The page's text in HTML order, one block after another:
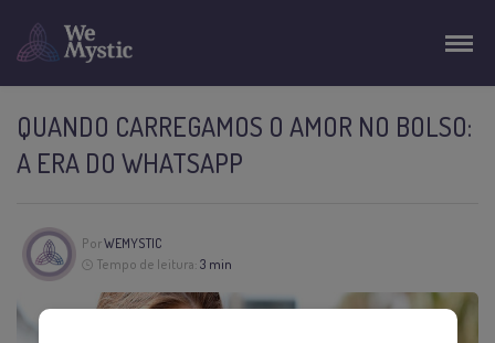
QUANDO CARREGAMOS O AMOR NO BOLSO:
A ERA DO WHATSAPP
PorWEMYSTIC
Tempo de leitura: 3 min